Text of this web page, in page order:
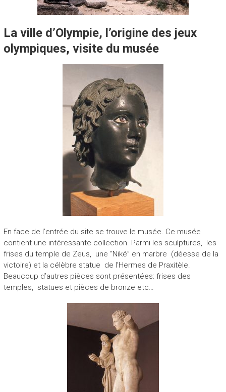
La ville d’Olympie, l’origine des jeux
olympiques, visite du musée
En face de l’entrée du site se trouve le musée. Ce musée
contient une intéressante collection. Parmi les sculptures, les
frises du temple de Zeus, une “Niké” en marbre (déesse de la
victoire) et la célèbre statue de l’Hermes de Praxitèle.
Beaucoup d’autres pièces sont présentées: frises des
temples, statues et pièces de bronze etc…